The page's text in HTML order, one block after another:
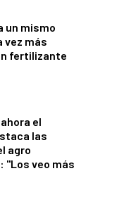
un mismo
vez más
fertilizante
el
las
agro
"Los veo más